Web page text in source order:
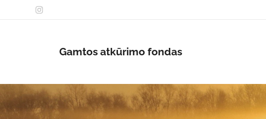
Gamtos atkūrimo fondas